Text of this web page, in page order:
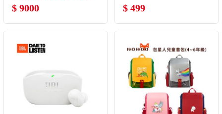
$ 9000 $ 499